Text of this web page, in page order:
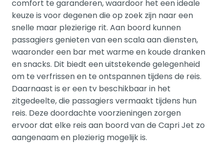
comfort te garanderen, waardoor het een ideale
keuze is voor degenen die op zoek zijn naar een
snelle maar plezierige rit. Aan boord kunnen
passagiers genieten van een scala aan diensten,
waaronder een bar met warme en koude dranken
en snacks. Dit biedt een uitstekende gelegenheid
om te verfrissen en te ontspannen tijdens de reis.
Daarnaast is er een tv beschikbaar in het
zitgedeelte, die passagiers vermaakt tijdens hun
reis. Deze doordachte voorzieningen zorgen
ervoor dat elke reis aan boord van de Capri Jet zo
aangenaam en plezierig mogelijk is.